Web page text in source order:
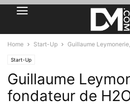
Home Start-Up Guillaume
Start-Up
Guillaume
fondateur de